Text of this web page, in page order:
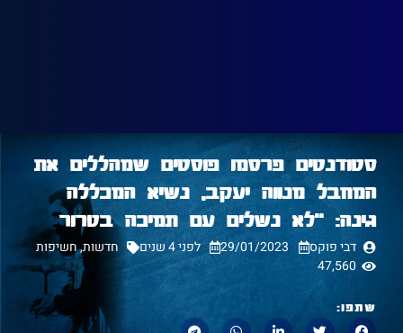
סטודנטים פרסמו פוסטים שמהללים את
המחבל מנווה יעקב, נשיא המכללה
גינה: "לא נשלים עם תמיכה בטרור
דבי פוקס 29/01/2023 לפני 4 שנים חדשות,חשיפות
47,560
שתפו: